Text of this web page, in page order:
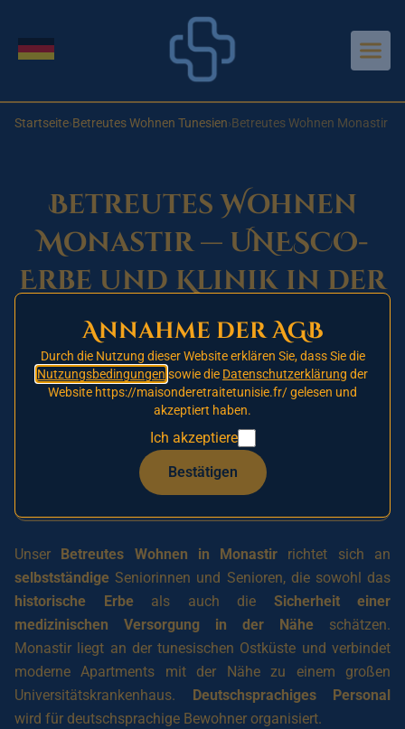
Sprache wechseln
Startseite›Betreutes Wohnen Tunesien›Betreutes Wohnen Monastir
Betreutes Wohnen
Monastir — UNESCO-
Erbe und Klinik in der
Nähe
🚧Eröffnung 2026 — in Planung
Diese Einrichtung ist noch nicht eröffnet.
Sie sich noch heuteauf unserer Vorrangliste
vormerken, um Ihren Platz zu reservieren und
einen Vorzugspreis zu erhalten.
Unser Betreutes Wohnen in Monastir richtet sich an
selbstständige Seniorinnen und Senioren, die sowohl das
historische Erbe als auch die Sicherheit einer
medizinischen Versorgung in der Nähe schätzen.
Monastir liegt an der tunesischen Ostküste und verbindet
moderne Apartments mit der Nähe zu einem großen
Universitätskrankenhaus. Deutschsprachiges Personal
wird für deutschsprachige Bewohner organisiert.
Annahme der AGB
Durch die Nutzung dieser Website erklären Sie, dass Sie die
Nutzungsbedingungensowie die Datenschutzerklärung der
Website https://maisonderetraitetunisie.fr/ gelesen und
akzeptiert haben.
Ich akzeptiere
Bestätigen